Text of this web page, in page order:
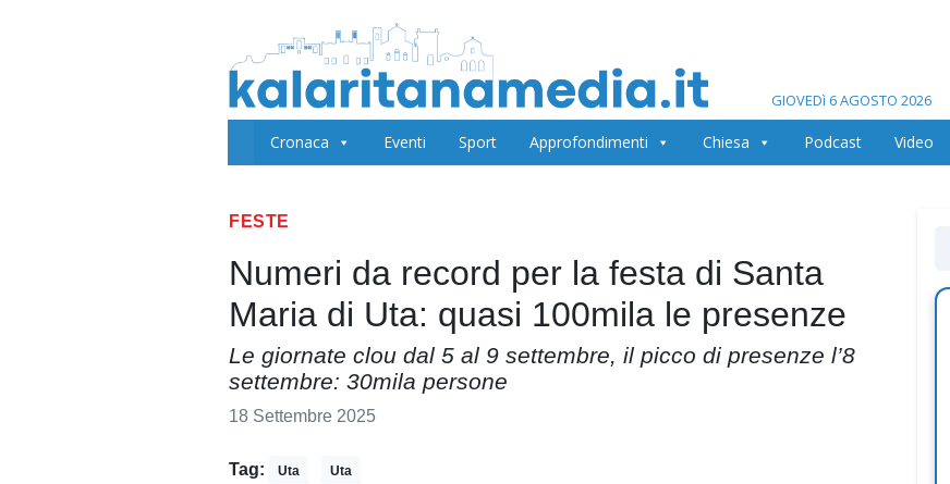
GIOVEDì 6 AGOSTO 2026
Cronaca Eventi Sport Approfondimenti Chiesa Podcast Video
FESTE
Numeri da record per la festa di Santa
Maria di Uta: quasi 100mila le presenze
Le giornate clou dal 5 al 9 settembre, il picco di presenze l’8
settembre: 30mila persone
18 Settembre 2025
Tag: Uta Uta